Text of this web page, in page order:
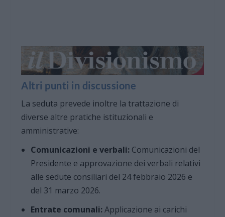
Altri punti in discussione
La seduta prevede inoltre la trattazione di
diverse altre pratiche istituzionali e
amministrative:
Comunicazioni e verbali:Comunicazioni del
Presidente e approvazione dei verbali relativi
alle sedute consiliari del 24 febbraio 2026 e
del 31 marzo 2026.
Entrate comunali:Applicazione ai carichi